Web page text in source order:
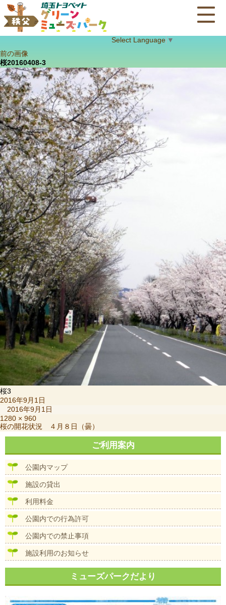
Select Language ▼
前の画像
桜20160408-3
桜3
投
日:
2016年9月1日
2016年9月1日
フ
ル
サ
ズ
1280 × 960
投
稿
ビ
桜の開花状況 ４月８日（曇）
ご利用案内
公園内マップ
施設の貸出
利用料金
公園内での行為許可
公園内での禁止事項
施設利用のお知らせ
ミューズパークだより